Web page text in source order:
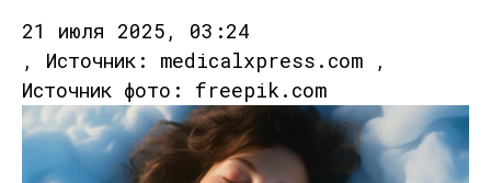
21 июля 2025, 03:24
, Источник: medicalxpress.com ,
Источник фото: freepik.com